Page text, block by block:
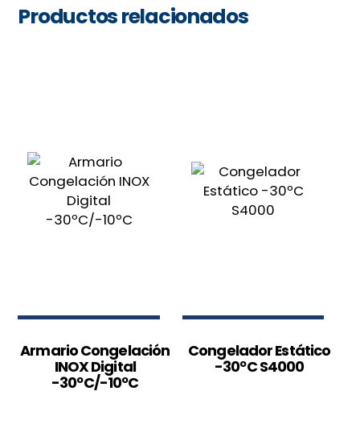
Productos relacionados
Armario Congelación
INOX Digital
-30ºC/-10ºC
Congelador Estático
-30ºC S4000